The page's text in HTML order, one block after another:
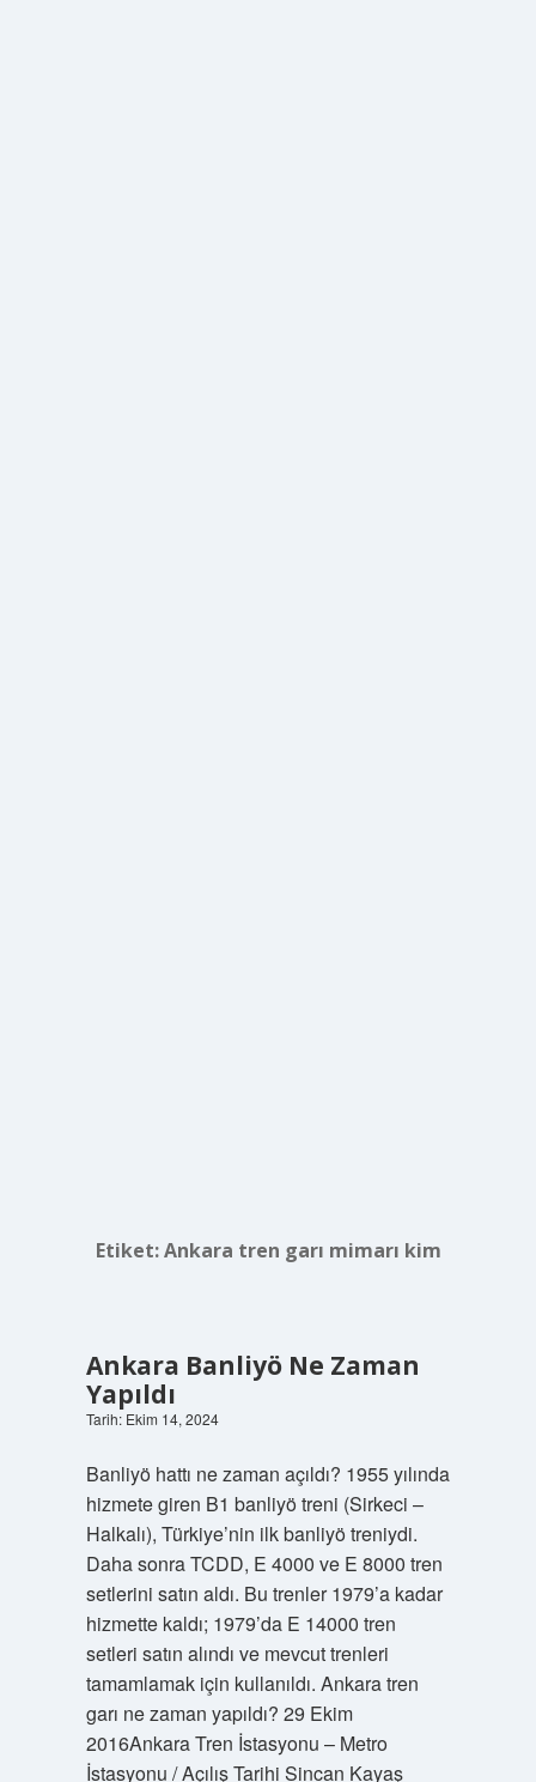
Etiket:Ankara tren garı mimarı kim
Ankara Banliyö Ne Zaman
Yapıldı
Tarih: Ekim 14, 2024
Banliyö hattı ne zaman açıldı? 1955 yılında
hizmete giren B1 banliyö treni (Sirkeci –
Halkalı), Türkiye’nin ilk banliyö treniydi.
Daha sonra TCDD, E 4000 ve E 8000 tren
setlerini satın aldı. Bu trenler 1979’a kadar
hizmette kaldı; 1979’da E 14000 tren
setleri satın alındı ​​ve mevcut trenleri
tamamlamak için kullanıldı. Ankara tren
garı ne zaman yapıldı? 29 Ekim
2016Ankara Tren İstasyonu – Metro
İstasyonu / Açılış Tarihi Sincan Kayaş